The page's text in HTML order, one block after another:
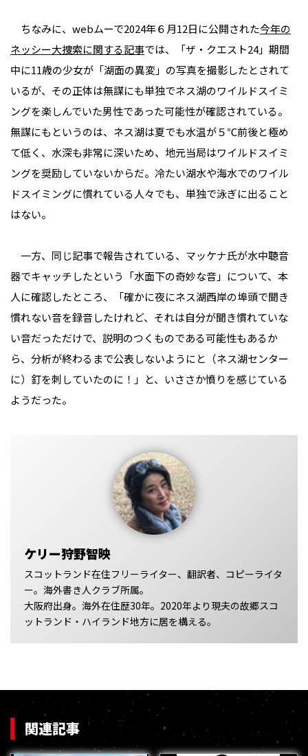
ちなみに、webムーで2024年６月12日に公開された今年の
ネッシー大捜索に関する記事では、「ザ・クエスト24」期間
中に11歳の少女が「湖面の異変」の写真を撮影したとされて
いるが、その正体は無謀にも単独でネス湖のワイルドスイミ
ングを楽しんでいた男性であった可能性が確認されている。
無謀にもというのは、ネス湖は夏でも水温が５℃前後と極め
て低く、水深も非常に深いため、地元当局はワイルドスイミ
ングを奨励していないからだ。冷たい湖水や海水でのワイル
ドスイミングに慣れている人々でも、単独で泳ぎに出ること
はない。
一方、同じ記事で報告されている、マッケナ氏が水中聴音
器でキャッチしたという「水面下の奇妙な音」について、本
人に確認したところ、「確かに夜にネス湖西岸の埠頭で聞き
慣れない音を録音したけれど、それは自分が聞き慣れていな
い音だっただけで、説明のつくものである可能性もあるか
ら、分析が終わるまで公表しないようにと（ネス湖センター
に）釘を刺していたのに！」と、いささか憤りを感じている
ようだった。
ケリー狩野智映
スコットランド在住フリーライター、翻訳者、コピーライタ
ー。海外書き人クラブ所属。
大阪府出身。海外在住歴30年。2020年より現夫の故郷スコ
ットランド・ハイランド地方に居を構える。
関連記事